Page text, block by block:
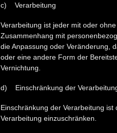
c) Verarbeitung
Verarbeitung ist jeder mit oder
Zusammenhang mit
die Anpassung oder Veränderung,
oder eine andere Form der
Vernichtung.
d) Einschränkung der
Einschränkung der Verarbeitung
Verarbeitung einzuschränken.